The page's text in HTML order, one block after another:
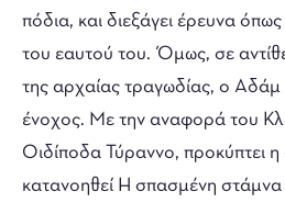
πόδια, και διεξάγει έρευνα όπως
του εαυτού του. Όμως, σε
της αρχαίας τραγωδίας, ο Αδάμ
ένοχος. Με την αναφορά του
Οιδίποδα Τύραννο, προκύπτει
κατανοηθεί Η σπασμένη στάμνα